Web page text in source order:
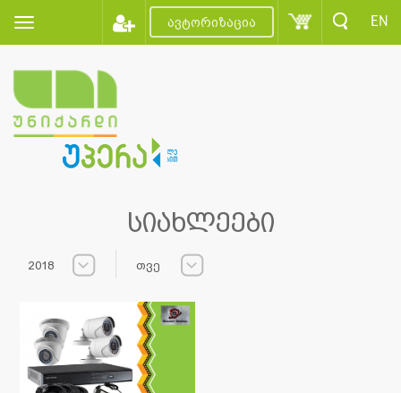
ავტორიზაცია EN
სიახლეები
2018 თვე